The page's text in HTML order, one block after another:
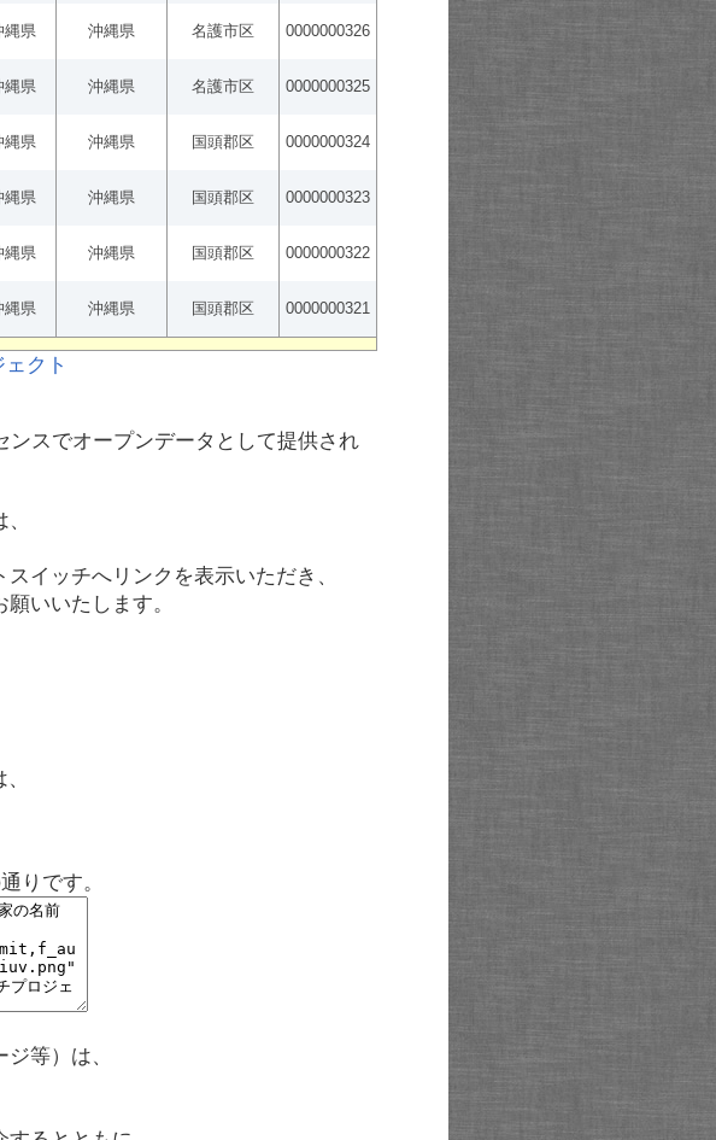
縄県 沖縄県 名護市区 0000000326
縄県 沖縄県 名護市区 0000000325
縄県 沖縄県 国頭郡区 0000000324
縄県 沖縄県 国頭郡区 0000000323
縄県 沖縄県 国頭郡区 0000000322
縄県 沖縄県 国頭郡区 0000000321
ンスでオープンデータとして提供され
イッチへリンクを表示いただき、
いいたします。
りです。
等）は、